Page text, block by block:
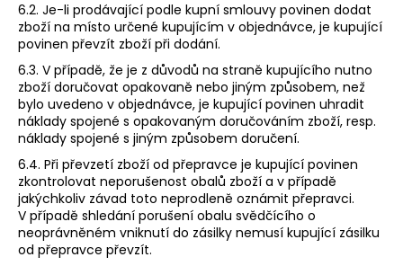
6.2. Je-li prodávající podle kupní smlouvy povinen dodat
zboží na místo určené kupujícím v objednávce, je kupující
povinen převzít zboží při dodání.
6.3. V případě, že je z důvodů na straně kupujícího nutno
zboží doručovat opakovaně nebo jiným způsobem, než
bylo uvedeno v objednávce, je kupující povinen uhradit
náklady spojené s opakovaným doručováním zboží, resp.
náklady spojené s jiným způsobem doručení.
6.4. Při převzetí zboží od přepravce je kupující povinen
zkontrolovat neporušenost obalů zboží a v případě
jakýchkoliv závad toto neprodleně oznámit přepravci.
V případě shledání porušení obalu svědčícího o
neoprávněném vniknutí do zásilky nemusí kupující zásilku
od přepravce převzít.